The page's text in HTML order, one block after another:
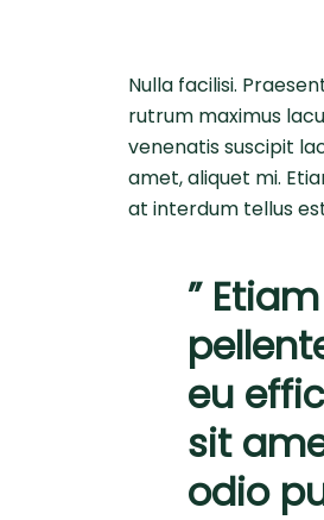
Nulla facilisi.
rutrum maximus
venenatis suscipit
amet, aliquet mi.
at interdum tellus
”
eu
sit
odio